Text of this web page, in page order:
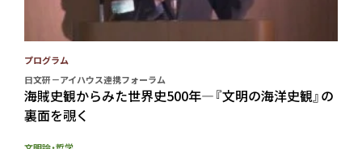
プログラム
日文研－アイハウス連携フォーラム
海賊史観からみた世界史500年―『文明の海洋史観』の
裏面を覗く